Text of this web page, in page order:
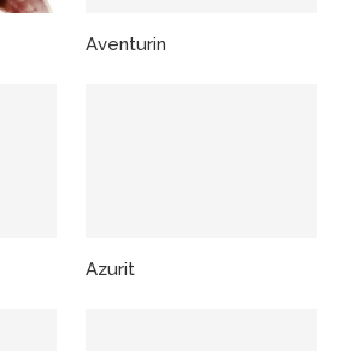
Aventurin
Azurit